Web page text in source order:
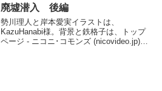
奥に捨てられ放置されてい...
廃墟潜入 後編
勢川理人と岸本愛実イラストは、
KazuHanabi様。背景と鉄格子は、トップ
ページ - ニコニ･コモンズ (nicovideo.jp)様